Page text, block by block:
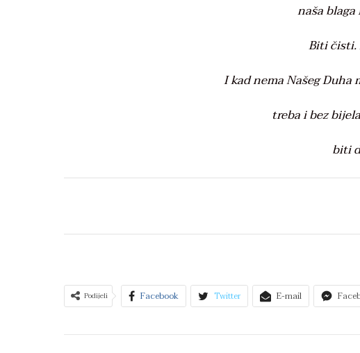
naša
Biti čisti.
I kad nema Našeg Duha
treba i bez
biti
Podijeli Facebook Twitter E-mail